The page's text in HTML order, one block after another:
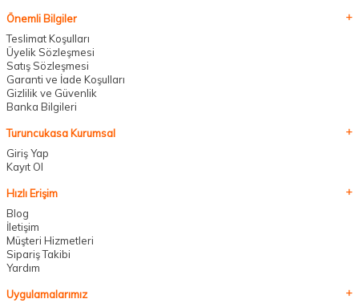
Önemli Bilgiler
Teslimat Koşulları
Üyelik Sözleşmesi
Satış Sözleşmesi
Garanti ve İade Koşulları
Gizlilik ve Güvenlik
Banka Bilgileri
Turuncukasa Kurumsal
Giriş Yap
Kayıt Ol
Hızlı Erişim
Blog
İletişim
Müşteri Hizmetleri
Sipariş Takibi
Yardım
Uygulamalarımız